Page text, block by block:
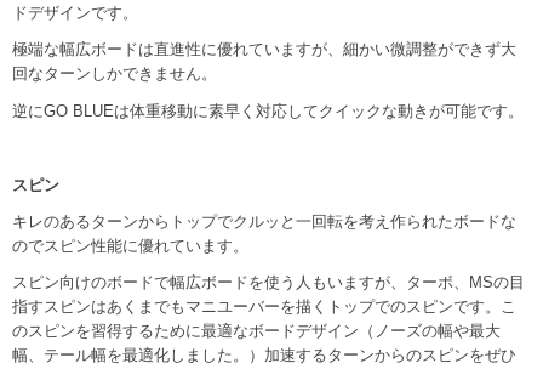
ドデザインです。
極端な幅広ボードは直進性に優れていますが、細かい微調整ができず大
回なターンしかできません。
逆にGO BLUEは体重移動に素早く対応してクイックな動きが可能です。
スピン
キレのあるターンからトップでクルッと一回転を考え作られたボードな
のでスピン性能に優れています。
スピン向けのボードで幅広ボードを使う人もいますが、ターボ、MSの目
指すスピンはあくまでもマニユーバーを描くトップでのスピンです。こ
のスピンを習得するために最適なボードデザイン（ノーズの幅や最大
幅、テール幅を最適化しました。）加速するターンからのスピンをぜひ